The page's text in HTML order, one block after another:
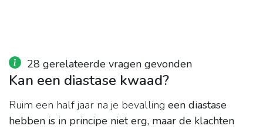
28 gerelateerde vragen gevonden
Kan een diastase kwaad?
Ruim een half jaar na je bevalling een diastase
hebben is in principe niet erg, maar de klachten